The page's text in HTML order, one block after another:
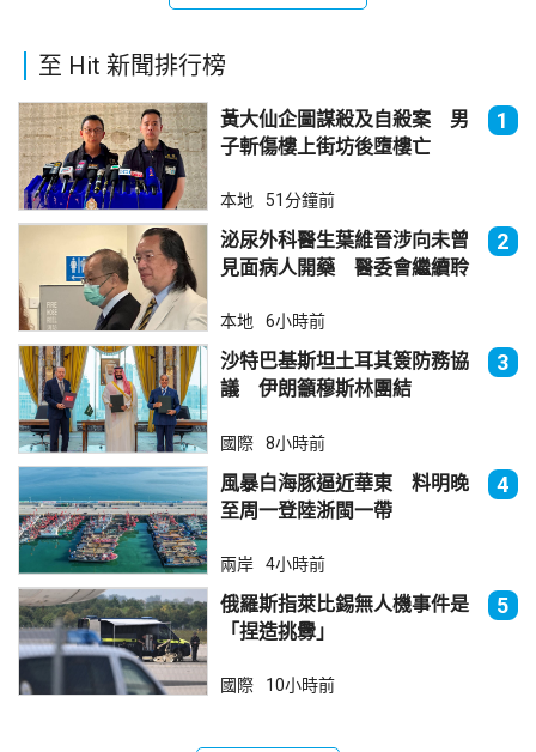
至 Hit 新聞排行榜
黃大仙企圖謀殺及自殺案 男
子斬傷樓上街坊後墮樓亡
1
本地 51分鐘前
泌尿外科醫生葉維晉涉向未曾
見面病人開藥 醫委會繼續聆
2
本地 6小時前
沙特巴基斯坦土耳其簽防務協
議 伊朗籲穆斯林團結
3
國際 8小時前
風暴白海豚逼近華東 料明晚
至周一登陸浙閩一帶
4
兩岸 4小時前
俄羅斯指萊比錫無人機事件是
「捏造挑釁」
5
國際 10小時前